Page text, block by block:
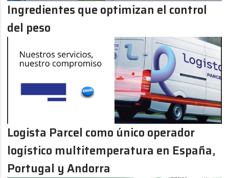
Ingredientes que optimizan el control
del peso
Logista Parcel como único operador
logístico multitemperatura en España,
Portugal y Andorra